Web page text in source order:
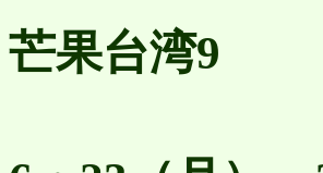
芒果台湾9